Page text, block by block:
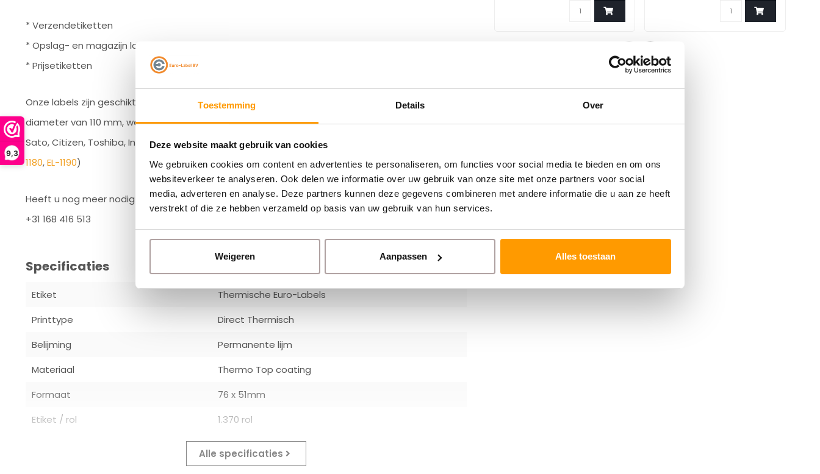
Toestemming Details Over
Deze website maakt gebruik van cookies
We gebruiken cookies om content en advertenties te personaliseren, om functies voor social media te bieden en om ons
websiteverkeer te analyseren. Ook delen we informatie over uw gebruik van onze site met onze partners voor social
media, adverteren en analyse. Deze partners kunnen deze gegevens combineren met andere informatie die u aan ze heeft
verstrekt of die ze hebben verzameld op basis van uw gebruik van hun services.
Weigeren Aanpassen Alles toestaan
9,3
* Verzendetiketten
* Opslag- en magazijn labels
* Prijsetiketten
Onze labels zijn geschikt voor een breed scala aan labeldesktopprinters met een maximale rol-
diameter van 110 mm, waaronder bekende merken zoals Zebra(ZD220D,ZD241D), TSC, Godex,
Sato, Citizen, Toshiba, Intermec, Honeywell en natuurlijk ons eigen merk Euro-Label printers!(
1180,EL-1190)
Heeft u nog meer nodig dan de aangegeven staffel? Bel ons zeker even op!
+31 168 416 513
Specificaties
Etiket
Thermische Euro-Labels
Printtype
Direct Thermisch
Belijming
Permanente lijm
Materiaal
Thermo Top coating
Formaat
76 x 51mm
Etiket / rol
1.370 rol
Alle specificaties